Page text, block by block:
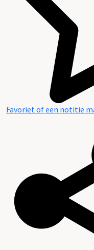
Favoriet of een notitie